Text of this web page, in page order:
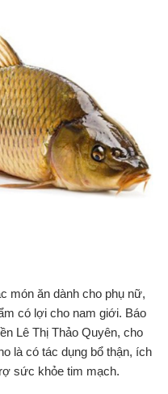
món ăn dành cho phụ nữ,
có lợi cho nam giới. Báo
Lê Thị Thảo Quyên, cho
là có tác dụng bổ thận, ích
sức khỏe tim mạch.